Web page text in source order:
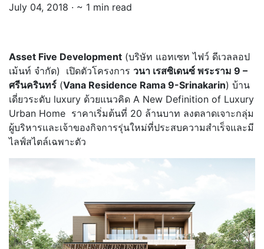
July 04, 2018 · ~ 1 min read
Asset Five Development (บริษัท แอทเซท ไฟว์ ดีเวลลอป
เม้นท์ จำกัด) เปิดตัวโครงการ วนา เรสซิเดนซ์ พระราม 9 –
ศรีนครินทร์ (Vana Residence Rama 9-Srinakarin) บ้าน
เดี่ยวระดับ luxury ด้วยแนวคิด A New Definition of Luxury
Urban Home ราคาเริ่มต้นที่ 20 ล้านบาท ลงตลาดเจาะกลุ่ม
ผู้บริหารและเจ้าของกิจการรุ่นใหม่ที่ประสบความสำเร็จและมี
ไลฟ์สไตล์เฉพาะตัว